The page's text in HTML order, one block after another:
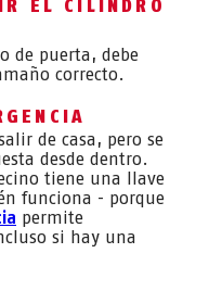
EL CILINDRO
de puerta, debe
correcto.
de casa, pero se
desde dentro.
tiene una llave
funciona - porque
permite
si hay una